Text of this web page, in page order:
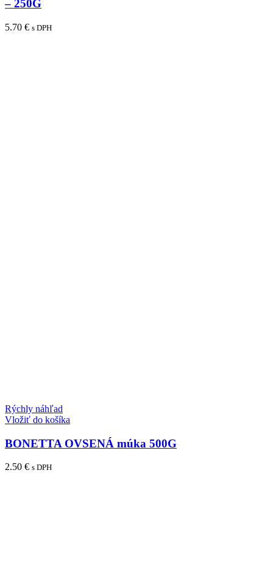
– 250G
5.70 € s DPH
Rýchly náhľad
Vložiť do košíka
BONETTA OVSENÁ múka 500G
2.50 € s DPH